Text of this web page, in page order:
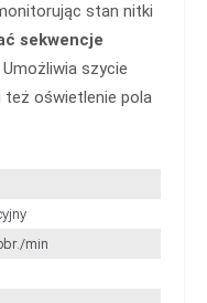
stan nitki
sekwencje
szycie
też oświetlenie pola
min